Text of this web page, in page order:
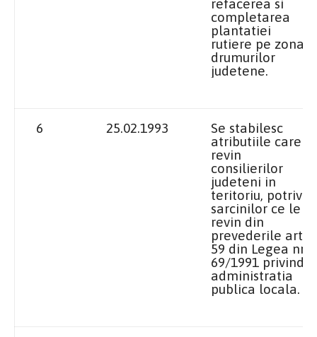
refacerea si
completarea
plantatiei
rutiere pe zona
drumurilor
judetene.
6 25.02.1993
Se stabilesc
atributiile care
revin
consilierilor
judeteni in
teritoriu, potrivit
sarcinilor ce le
revin din
prevederile art.
59 din Legea nr.
69/1991 privind
administratia
publica locala.